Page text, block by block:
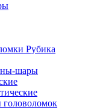
Рубика
шары